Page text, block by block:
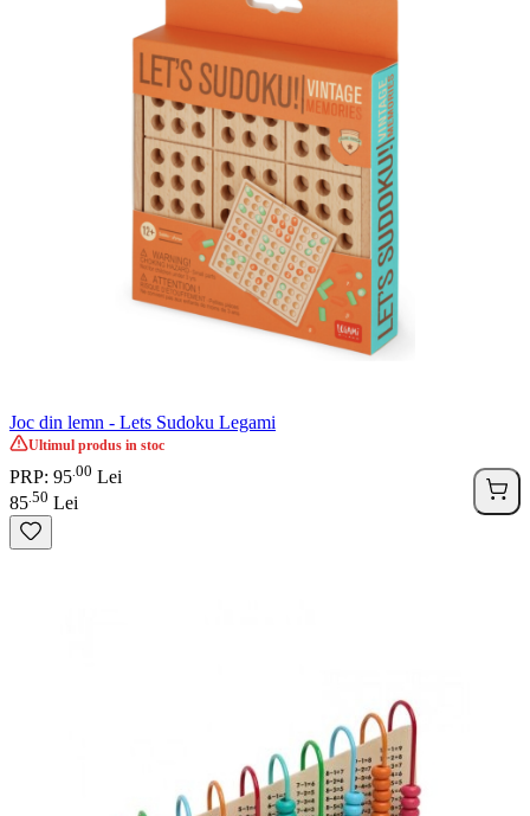
Joc din lemn - Lets Sudoku Legami
Ultimul produs in stoc
PRP: 95 00 Lei
85 50 Lei